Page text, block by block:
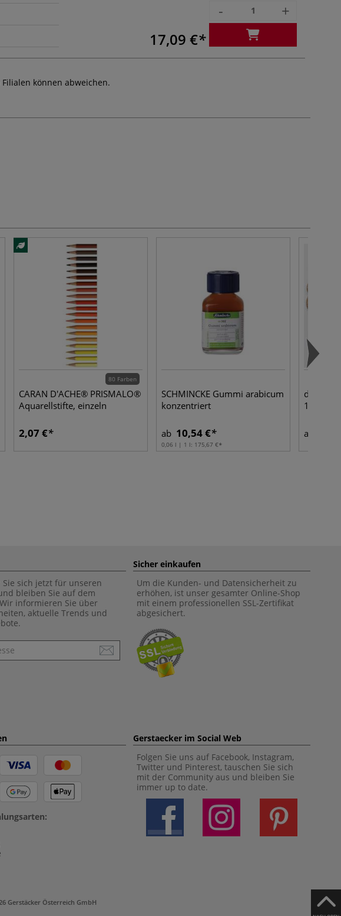
17,09 €
- +
können abweichen.
80 Farben
CARAN D'ACHE® PRISMALO®
Aquarellstifte, einzeln
2,07 €
SCHMINCKE Gummi arabicum
konzentriert
ab 10,54 €
0,06 l | 1 l: 175,67 €
da Vinci
116,
ab
Sie sich jetzt für unseren
bleiben Sie auf dem
informieren Sie über
aktuelle Trends und
Sicher einkaufen
Um die Kunden- und Datensicherheit zu
erhöhen, ist unser gesamter Online-Shop
mit einem professionellen SSL-Zertifikat
abgesichert.
Gerstaecker im Social Web
Folgen Sie uns auf Facebook, Instagram,
Twitter und Pinterest, tauschen Sie sich
mit der Community aus und bleiben Sie
immer up to date.
Gerstäcker Österreich GmbH